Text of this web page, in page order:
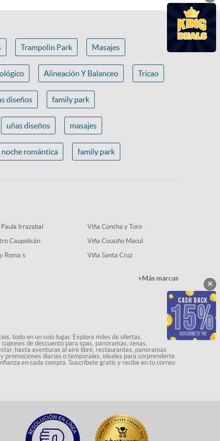
Trampolin Park Masajes
Alineación Y Balanceo Tricao
diseños family park
uñas diseños masajes
noche romántica family park
Irrazabal
Caupolicán
Roma´s
Viña Concha y Toro
Viña Cousiño Macul
Viña Santa Cruz
+Más marcas
todo en un solo lugar. Explora miles de ofertas,
de descuento para spas, panoramas, cenas,
hasta aventuras al aire libre, restaurantes, panoramas
promociones diarias o temporales, ideales para sorprenderte
en cada compra. Suscríbete gratis y recibe en tu correo
×